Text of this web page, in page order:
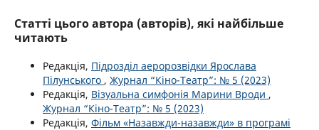
Статті цього автора (авторів), які найбільше
читають
Редакція, Підрозділ аеророзвідки Ярослава
Пілунського , Журнал “Кіно-Театр”: № 5 (2023)
Редакція, Візуальна симфонія Марини Вроди ,
Журнал “Кіно-Театр”: № 5 (2023)
Редакція, Фільм «Назавжди-назавжди» в програмі